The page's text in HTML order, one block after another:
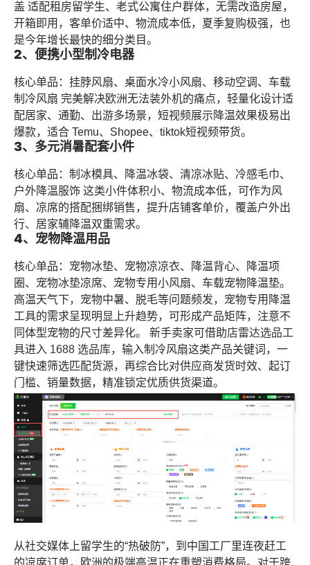
盖 适配租房留学生、老式公寓住户群体，无需改造房屋，
开箱即用，客单价适中、物流成本低，夏季复购极强，也
是今年增长最快的细分类目。
2、 便携小型制冷电器
核心单品：挂脖风扇、桌面水冷小风扇、移动空调、车载
制冷风扇 完美解决欧洲无法装外机的痛点，轻量化设计适
配居家、通勤、出游多场景，短视频展示降温效果极易出
爆款，适合 Temu、Shopee、tiktok短视频带货。
3、 多元消暑配套小件
核心单品：制冰模具、降温冰袋、清凉冰贴、冷感毛巾、
户外降温服饰 这类小件体积小、物流成本低，可作为风
扇、凉席的搭配捆绑销售，提升店铺客单价，覆盖户外出
行、居家辅降温双重需求。
4、宠物降温用品
核心单品：宠物冰垫、宠物凉凉衣、降温背心、降温项
圈、宠物冰垫凉席、宠物专用小风扇、车载宠物降温垫。
高温天气下，宠物中暑、脱毛等问题频发，宠物专用降温
工具的需求呈现明显上升趋势，可形成产品矩阵，注意不
同体型宠物的尺寸差异化。 新手卖家可借助店雷达选品工
具进入 1688 选品库，输入制冷风扇这类产品关键词，一
键快速筛选匹配货源，再综合比对供应商发货时效、起订
门槛、销量数据，精准锁定优质供货渠道。
从社交媒体上留学生的“热破防”，到中国工厂里连夜赶工
的凉席订单，欧洲的极端高温正在重塑消费格局。对于跨